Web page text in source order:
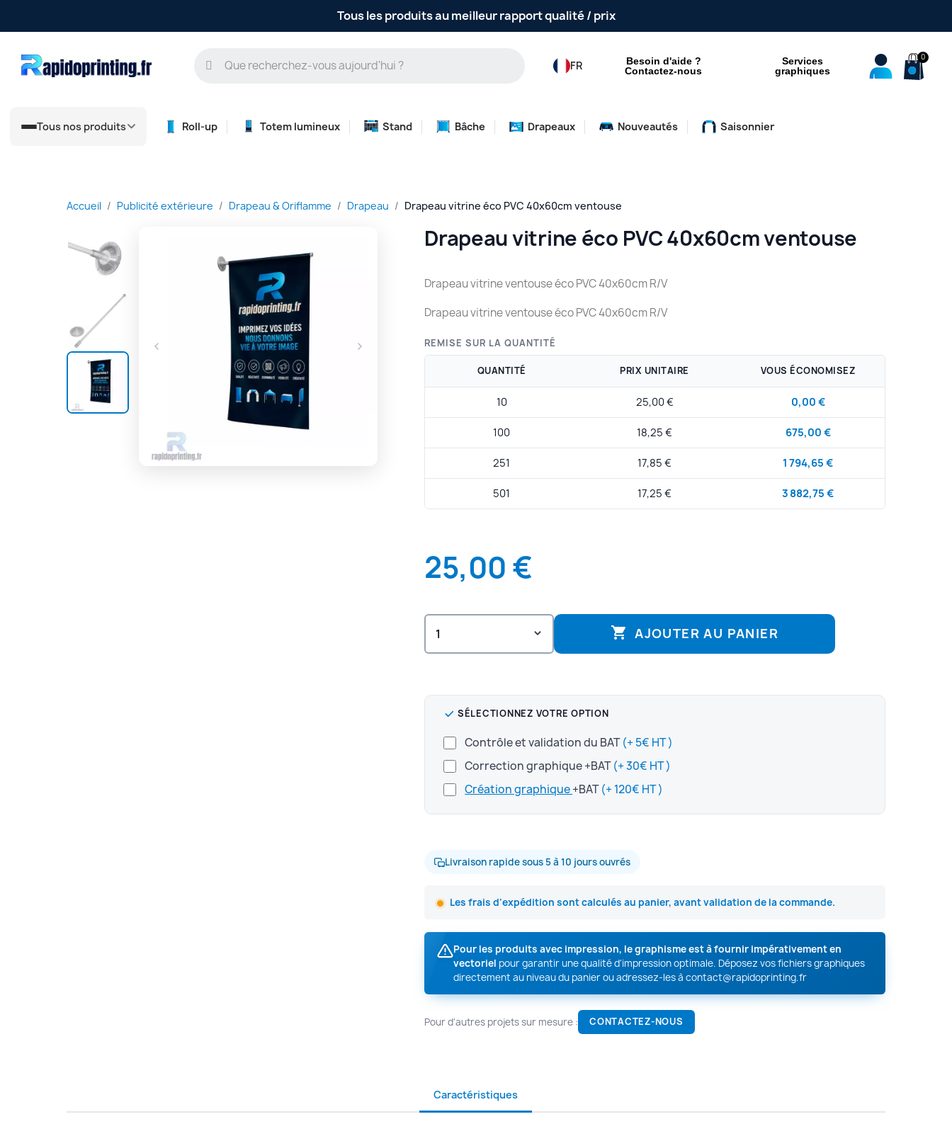
Tous les produits au meilleur rapport qualité / prix
FR
Besoin d'aide ?
Contactez-nous
Services
graphiques
Tous nos produits Roll-up Totem lumineux Stand Bâche Drapeaux Nouveautés Saisonnier
Accueil Publicité extérieure Drapeau & Oriflamme Drapeau Drapeau vitrine éco PVC 40x60cm ventouse
Drapeau vitrine éco PVC 40x60cm ventouse
Drapeau vitrine ventouse éco PVC 40x60cm R/V
Drapeau vitrine ventouse éco PVC 40x60cm R/V
REMISE SUR LA QUANTITÉ
QUANTITÉ PRIX UNITAIRE VOUS ÉCONOMISEZ
10 25,00 € 0,00 €
100 18,25 € 675,00 €
251 17,85 € 1 794,65 €
501 17,25 € 3 882,75 €
25,00 €
 AJOUTER AU PANIER
SÉLECTIONNEZ VOTRE OPTION
Contrôle et validation du BAT
(+ 5€ HT )
Correction graphique +BAT
(+ 30€ HT )
Création graphique+BAT (+ 120€ HT )
Livraison rapide sous 5 à 10 jours ouvrés
Les frais d'expédition sont calculés au panier, avant validation de la commande.
Pour les produits avec impression, le graphisme est à fournir impérativement en
vectoriel pour garantir une qualité d'impression optimale. Déposez vos fichiers graphiques
directement au niveau du panier ou adressez-les àcontact@rapidoprinting.fr
Pour d'autres projets sur mesure : CONTACTEZ-NOUS
Caractéristiques